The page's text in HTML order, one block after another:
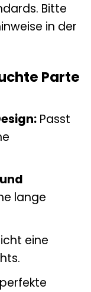
Bitte
in der
Parte
Passt
lange
eine